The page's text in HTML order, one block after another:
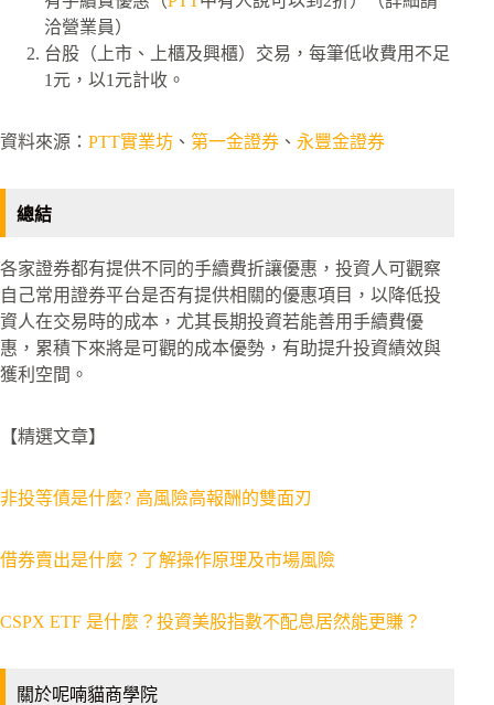
洽營業員）
台股（上市、上櫃及興櫃）交易，每筆低收費用不足
1元，以1元計收。
資料來源： PTT實業坊 、 第一金證券 、 永豐金證券
總結
各家證券都有提供不同的手續費折讓優惠，投資人可觀察
自己常用證券平台是否有提供相關的優惠項目，以降低投
資人在交易時的成本，尤其長期投資若能善用手續費優
惠，累積下來將是可觀的成本優勢，有助提升投資績效與
獲利空間。
【精選文章】
非投等債是什麼? 高風險高報酬的雙面刃
借券賣出是什麼？了解操作原理及市場風險
CSPX ETF 是什麼？投資美股指數不配息居然能更賺？
關於呢喃貓商學院